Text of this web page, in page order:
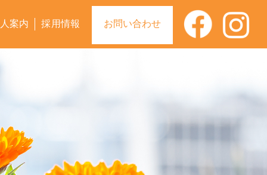
お問い合わせ
案内 採用情報